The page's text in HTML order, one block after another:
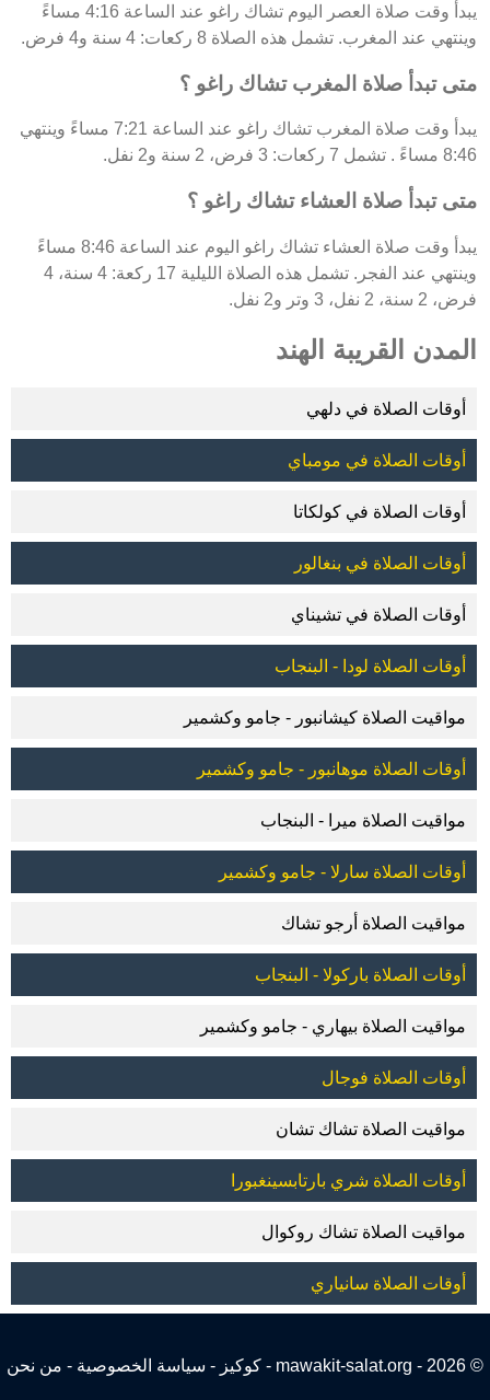
يبدأ وقت صلاة العصر اليوم تشاك راغو عند الساعة 4:16 مساءً
وينتهي عند المغرب. تشمل هذه الصلاة 8 ركعات: 4 سنة و4 فرض.
متى تبدأ صلاة المغرب تشاك راغو ؟
يبدأ وقت صلاة المغرب تشاك راغو عند الساعة 7:21 مساءً وينتهي
8:46 مساءً . تشمل 7 ركعات: 3 فرض، 2 سنة و2 نفل.
متى تبدأ صلاة العشاء تشاك راغو ؟
يبدأ وقت صلاة العشاء تشاك راغو اليوم عند الساعة 8:46 مساءً
وينتهي عند الفجر. تشمل هذه الصلاة الليلية 17 ركعة: 4 سنة، 4
فرض، 2 سنة، 2 نفل، 3 وتر و2 نفل.
المدن القريبة الهند
أوقات الصلاة في دلهي
أوقات الصلاة في مومباي
أوقات الصلاة في كولكاتا
أوقات الصلاة في بنغالور
أوقات الصلاة في تشيناي
أوقات الصلاة لودا - البنجاب
مواقيت الصلاة كيشانبور - جامو وكشمير
أوقات الصلاة موهانبور - جامو وكشمير
مواقيت الصلاة ميرا - البنجاب
أوقات الصلاة سارلا - جامو وكشمير
مواقيت الصلاة أرجو تشاك
أوقات الصلاة باركولا - البنجاب
مواقيت الصلاة بيهاري - جامو وكشمير
أوقات الصلاة فوجال
مواقيت الصلاة تشاك تشان
أوقات الصلاة شري بارتابسينغبورا
مواقيت الصلاة تشاك روكوال
أوقات الصلاة سانياري
© 2026 - mawakit-salat.org - كوكيز - سياسة الخصوصية - من نحن